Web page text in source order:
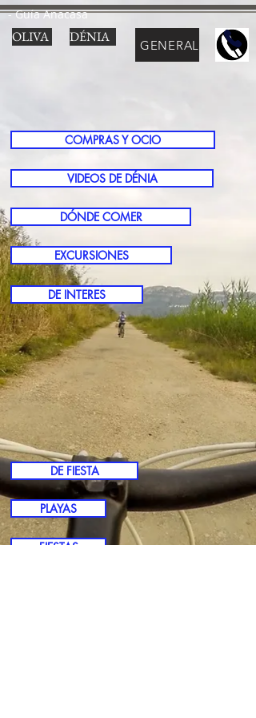
- Guía Anacasa
OLIVA DÉNIA GENERAL
COMPRAS Y OCIO
VIDEOS DE DÉNIA
DÓNDE COMER
EXCURSIONES
DE INTERES
DE FIESTA
PLAYAS
FIESTAS